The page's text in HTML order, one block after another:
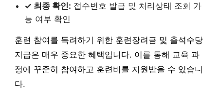
✓ 최종 확인: 접수번호 발급 및 처리상태 조회 가
능 여부 확인
훈련 참여를 독려하기 위한 훈련장려금 및 출석수당
지급은 매우 중요한 혜택입니다. 이를 통해 교육 과
정에 꾸준히 참여하고 훈련비를 지원받을 수 있습니
다.